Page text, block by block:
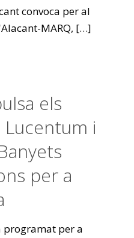
convoca per al
MARQ, […]
els
i
per a
per a